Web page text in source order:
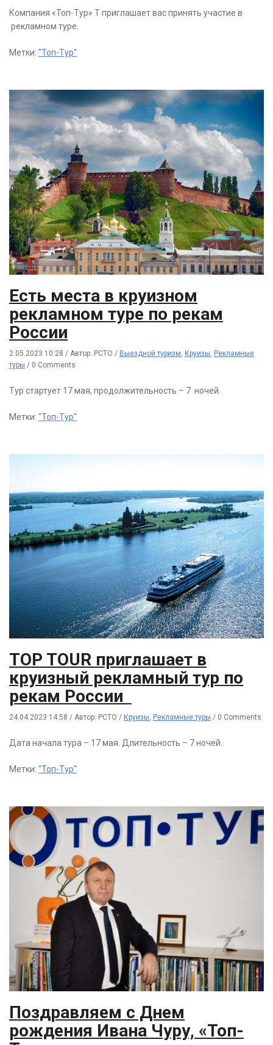
Компания «Топ-Тур» Т приглашает вас принять участие в
рекламном туре.
Метки: "Топ-Тур"
Есть места в круизном
рекламном туре по рекам
России
2.05.2023 10:28 / Автор: РСТО / Выездной туризм Круизы Рекламные
туры / 0 Comments
Тур стартует 17 мая, продолжительность – 7 ночей.
Метки: "Топ-Тур"
TOP TOUR приглашает в
круизный рекламный тур по
рекам России
24.04.2023 14:58 / Автор: РСТО / Круизы, Рекламные туры / 0 Comments
Дата начала тура – 17 мая. Длительность – 7 ночей.
Метки: "Топ-Тур"
Поздравляем с Днем
рождения Ивана Чуру, «Топ-